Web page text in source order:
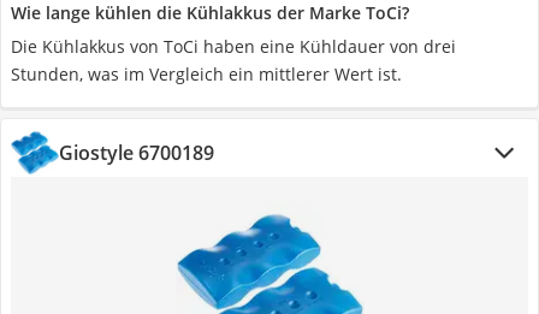
Wie lange kühlen die Kühlakkus der Marke ToCi?
Die Kühlakkus von ToCi haben eine Kühldauer von drei
Stunden, was im Vergleich ein mittlerer Wert ist.
Giostyle 6700189